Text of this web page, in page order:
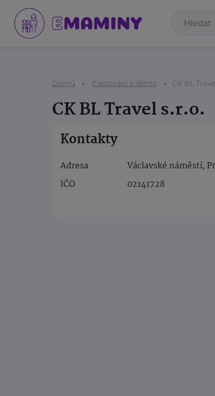
Domů Cestování s dětmi CK BL
CK BL Travel s.r.o.
Kontakty
Adresa
Václavské náměstí,
IČO
02141728